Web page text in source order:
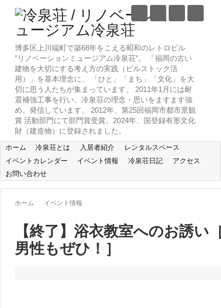
博多区上川端町で築68年をこえる昭和のレトロビル
”リノベーションミュージアム冷泉荘”。 「福岡の古い
建物を大切にする考え方の実践（ビルストック活
用）」を基本理念に、 「ひと」「まち」「文化」を大
切に思う人たちが集まっています。 2011年1月には耐
震補強工事を行い、冷泉荘の理念・思いをますます強
め、発信しています。 2012年、第25回福岡市都市景観
賞 活動部門にて部門賞受賞。2024年、国登録有形文化
財（建造物）に登録されました。
ホーム 冷泉荘とは 入居者紹介
レンタルスペース
イベントカレンダー
イベント情報 冷泉荘日記
アクセス
お問い合わせ
ホーム イベント情報
【終了】浴衣教室へのお誘い
男性もぜひ！］